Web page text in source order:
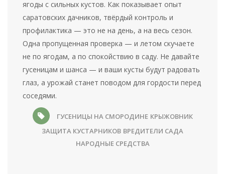
ягоды с сильных кустов. Как показывает опыт
саратовских дачников, твёрдый контроль и
профилактика — это не на день, а на весь сезон.
Одна пропущенная проверка — и летом скучаете
не по ягодам, а по спокойствию в саду. Не давайте
гусеницам и шанса — и ваши кусты будут радовать
глаз, а урожай станет поводом для гордости перед
соседями.
ГУСЕНИЦЫ НА СМОРОДИНЕ КРЫЖОВНИК
ЗАЩИТА КУСТАРНИКОВ ВРЕДИТЕЛИ САДА
НАРОДНЫЕ СРЕДСТВА